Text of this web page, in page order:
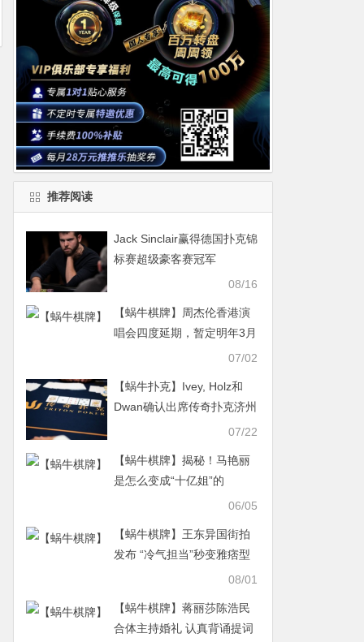
推荐阅读
Jack Sinclair赢得德国扑克锦
标赛超级豪客赛冠军
08/16
【蜗牛棋牌】周杰伦香港演
唱会四度延期，暂定明年3月
07/02
【蜗牛扑克】Ivey, Holz和
Dwan确认出席传奇扑克济州
07/22
【蜗牛棋牌】揭秘！马艳丽
是怎么变成“十亿姐”的
06/05
【蜗牛棋牌】王东异国街拍
发布 “冷气担当”秒变雅痞型
08/01
【蜗牛棋牌】蒋丽莎陈浩民
合体主持婚礼 认真背诵提词